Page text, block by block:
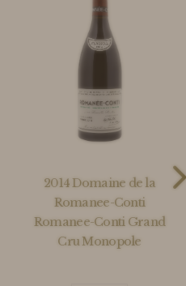
2014 Domaine de la
Romanee-Conti
Romanee-Conti Grand
Cru Monopole